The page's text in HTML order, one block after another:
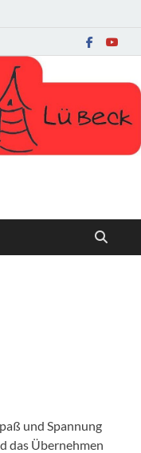
Boule
und Spannung
das Übernehmen